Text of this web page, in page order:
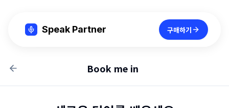
Speak Partner 구매하기
Book me in